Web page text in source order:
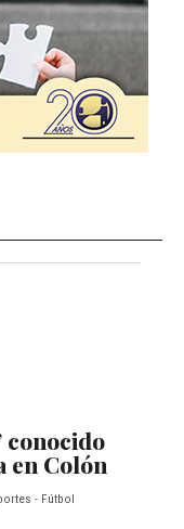
conocido
en Colón
- Fútbol